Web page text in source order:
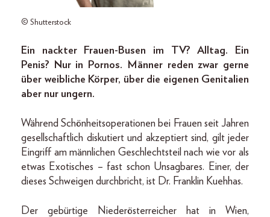
© Shutterstock
Ein nackter Frauen-Busen im TV? Alltag. Ein
Penis? Nur in Pornos. Männer reden zwar gerne
über weibliche Körper, über die eigenen Genitalien
aber nur ungern.
Während Schönheitsoperationen bei Frauen seit Jahren
gesellschaftlich diskutiert und akzeptiert sind, gilt jeder
Eingriff am männlichen Geschlechtsteil nach wie vor als
etwas Exotisches – fast schon Unsagbares. Einer, der
dieses Schweigen durchbricht, ist Dr. Franklin Kuehhas.
Der gebürtige Niederösterreicher hat in Wien,